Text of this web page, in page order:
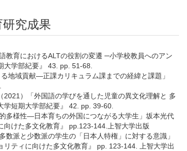
究成果
育におけるALTの役割の変遷 ─小学校教員へのアン
学部紀要』 43. pp. 51-68.
地域貢献―正課カリキュラム課までの経緯と課題」
）「外国語の学びを通した児童の異文化理解と 多
短期大学部紀要』 42. pp. 39-60.
多様性―日本育ちの外国につながる大学生」坂本光代
向けた多文化教育』 pp.123-144.上智大学出版
派と少数派の学生の「日本人特権」に対する意識」
ティに向けた多文化教育』 pp. 123-144. 上智大学出